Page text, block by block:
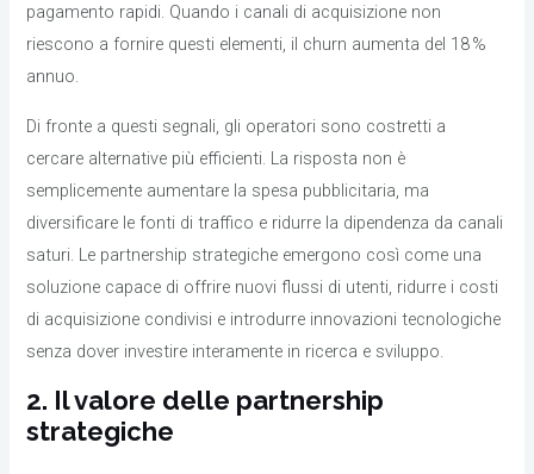
pagamento rapidi. Quando i canali di acquisizione non
riescono a fornire questi elementi, il churn aumenta del 18 %
annuo.
Di fronte a questi segnali, gli operatori sono costretti a
cercare alternative più efficienti. La risposta non è
semplicemente aumentare la spesa pubblicitaria, ma
diversificare le fonti di traffico e ridurre la dipendenza da canali
saturi. Le partnership strategiche emergono così come una
soluzione capace di offrire nuovi flussi di utenti, ridurre i costi
di acquisizione condivisi e introdurre innovazioni tecnologiche
senza dover investire interamente in ricerca e sviluppo.
2. Il valore delle partnership
strategiche